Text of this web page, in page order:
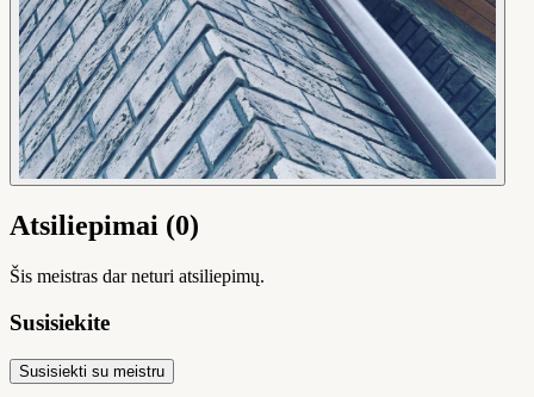
Atsiliepimai (0)
Šis meistras dar neturi atsiliepimų.
Susisiekite
Susisiekti su meistru